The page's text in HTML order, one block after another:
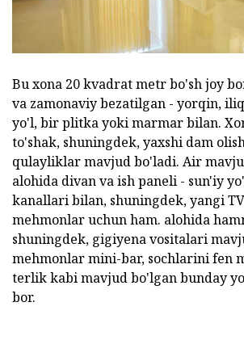
Bu xona 20 kvadrat metr bo'sh joy
va zamonaviy bezatilgan - yorqin,
yo'l, bir plitka yoki marmar bilan.
to'shak, shuningdek, yaxshi dam
qulayliklar mavjud bo'ladi. Air
alohida divan va ish paneli - sun'iy
kanallari bilan, shuningdek, yangi
mehmonlar uchun ham. alohida
shuningdek, gigiyena vositalari
mehmonlar mini-bar, sochlarini fen
terlik kabi mavjud bo'lgan bunday
bor.